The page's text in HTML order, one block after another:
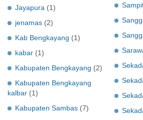
Jayapura (1)
jenamas (2)
Kab Bengkayang (1)
kabar (1)
Kabupaten Bengkayang (2)
Kabupaten Bengkayang
kalbar (1)
Kabupaten Sambas (7)